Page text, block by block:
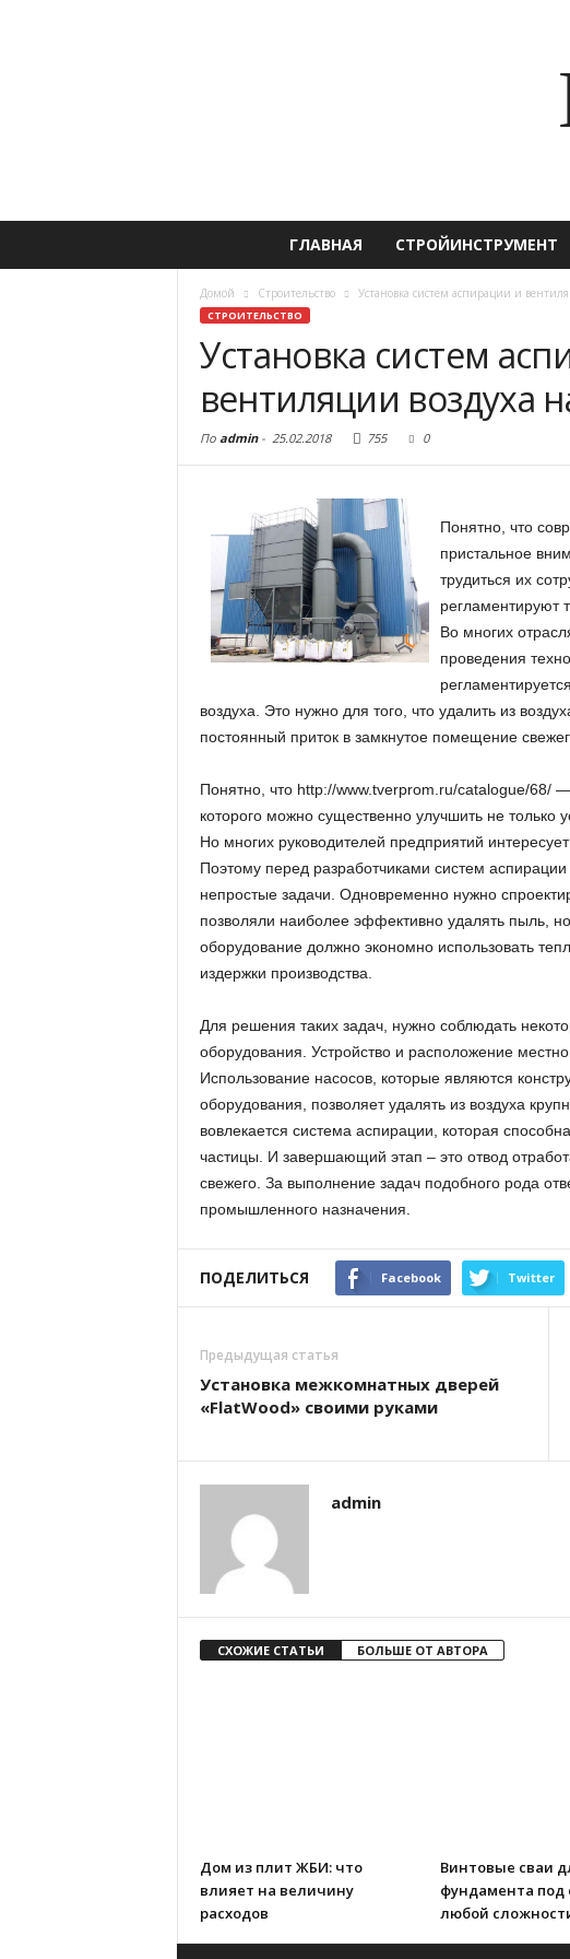
ГЛАВНАЯ СТРОЙИНСТРУМЕНТ
Домой Строительство Установка систем аспирации и
СТРОИТЕЛЬСТВО
Установка систем
вентиляции воздуха
По admin- 25.02.2018 755 0
Понятно, что
пристальное
трудиться их
регламентируют
Во многих
проведения
воздуха. Это нужно для того, что удалить из
постоянный приток в замкнутое помещение
Понятно, что http://www.tverprom.ru/catalogue/68/
которого можно существенно улучшить не только
Но многих руководителей предприятий
Поэтому перед разработчиками систем
непростые задачи. Одновременно нужно
позволяли наиболее эффективно удалять пыль,
оборудование должно экономно использовать
издержки производства.
Для решения таких задач, нужно соблюдать
оборудования. Устройство и расположение
Использование насосов, которые являются
оборудования, позволяет удалять из воздуха
вовлекается система аспирации, которая
частицы. И завершающий этап – это отвод
свежего. За выполнение задач подобного рода
промышленного назначения.
ПОДЕЛИТЬСЯ Facebook Twitter
Предыдущая статья
Установка межкомнатных дверей
«FlatWood» своими руками
admin
СХОЖИЕ СТАТЬИ БОЛЬШЕ ОТ АВТОРА
Дом из плит ЖБИ: что
влияет на величину
расходов
Винтовые сваи
фундамента под
любой